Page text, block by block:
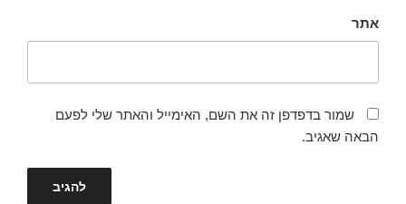
אתר
שמור בדפדפן זה את השם, האימייל והאתר שלי לפעם
הבאה שאגיב.